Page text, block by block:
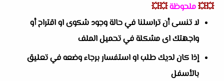
💥💥ملحوظة💥💥
لا تنسى أن تراسلنا في حالة وجود شكوى او اقتراح أو
واجهتك اى مشكلة في تحميل الملف
إذا كان لديك طلب او استفسار برجاء وضعه في تعليق
بالأسفل